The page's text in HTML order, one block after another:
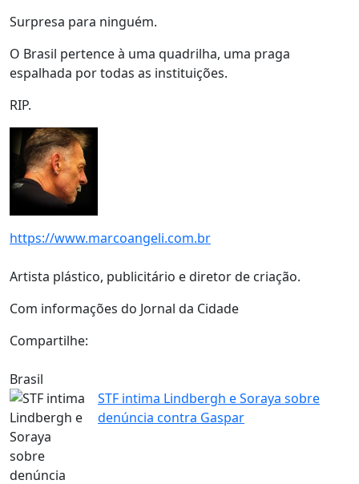
Surpresa para ninguém.
O Brasil pertence à uma quadrilha, uma praga
espalhada por todas as instituições.
RIP.
https://www.marcoangeli.com.br
Artista plástico, publicitário e diretor de criação.
Com informações do Jornal da Cidade
Compartilhe:
Brasil
STF intima Lindbergh e Soraya sobre
denúncia contra Gaspar